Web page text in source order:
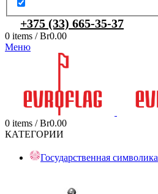
+375 (33) 665-35-37
0 items / Br0.00
Меню
0 items / Br0.00
КАТЕГОРИИ
Государственная символика